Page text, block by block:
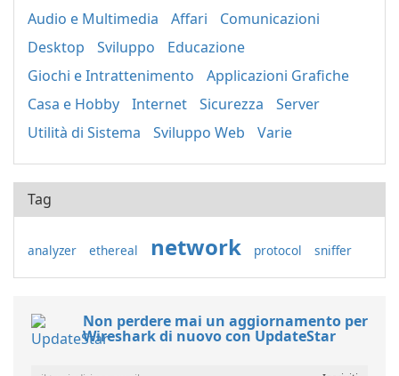
Audio e Multimedia Affari
Comunicazioni
Desktop
Sviluppo
Educazione
Giochi e Intrattenimento
Applicazioni Grafiche
Casa e Hobby
Internet Sicurezza
Server
Utilità di Sistema
Sviluppo Web Varie
Tag
analyzer ethereal network protocol sniffer
Non perdere mai un aggiornamento per
Wireshark di nuovo con UpdateStar